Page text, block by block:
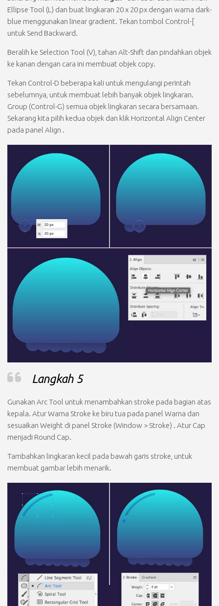
Ellipse Tool (L) dan buat lingkaran 20 x 20 px dengan warna dark-
blue menggunakan linear gradient. Tekan tombol Control-[
untuk Send Backward.
Beralih ke Selection Tool (V), tahan Alt-Shift dan pindahkan objek
ke kanan dengan cara ini membuat objek copy.
Tekan Control-D beberapa kali untuk mengulangi perintah
sebelumnya, untuk membuat lebih banyak objek lingkaran.
Group (Control-G) semua objek lingkaran secara bersamaan.
Sekarang kita pilih kedua objek dan klik Horizontal Align Center
pada panel Align .
Langkah 5
Gunakan Arc Tool untuk menambahkan stroke pada bagian atas
kepala. AturWarna Stroke ke biru tua pada panel Warna dan
sesuaikan Weight di panel Stroke (Window > Stroke) . Atur Cap
menjadi Round Cap.
Tambahkan lingkaran kecil pada bawah garis stroke, untuk
membuat gambar lebih menarik.